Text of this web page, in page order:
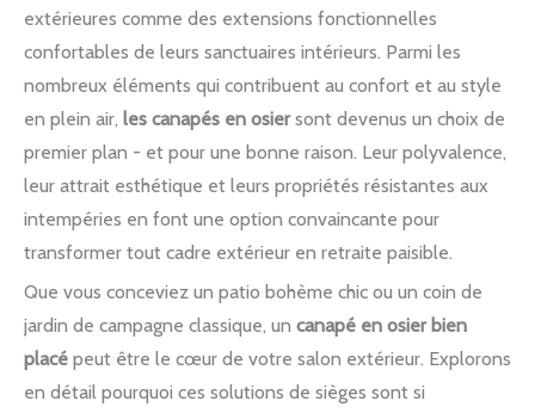
extérieures comme des extensions fonctionnelles
confortables de leurs sanctuaires intérieurs. Parmi les
nombreux éléments qui contribuent au confort et au style
en plein air, les canapés en osiersont devenus un choix de
premier plan - et pour une bonne raison. Leur polyvalence,
leur attrait esthétique et leurs propriétés résistantes aux
intempéries en font une option convaincante pour
transformer tout cadre extérieur en retraite paisible.
Que vous conceviez un patio bohème chic ou un coin de
jardin de campagne classique, un canapé en osier bien
placé peut être le cœur de votre salon extérieur. Explorons
en détail pourquoi ces solutions de sièges sont si